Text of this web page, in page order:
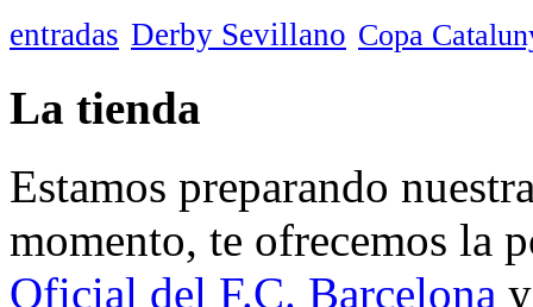
entradas Derby Sevillano Copa
La tienda
Estamos preparando
momento, te ofrecemos la
Oficial del F.C. Barcelona